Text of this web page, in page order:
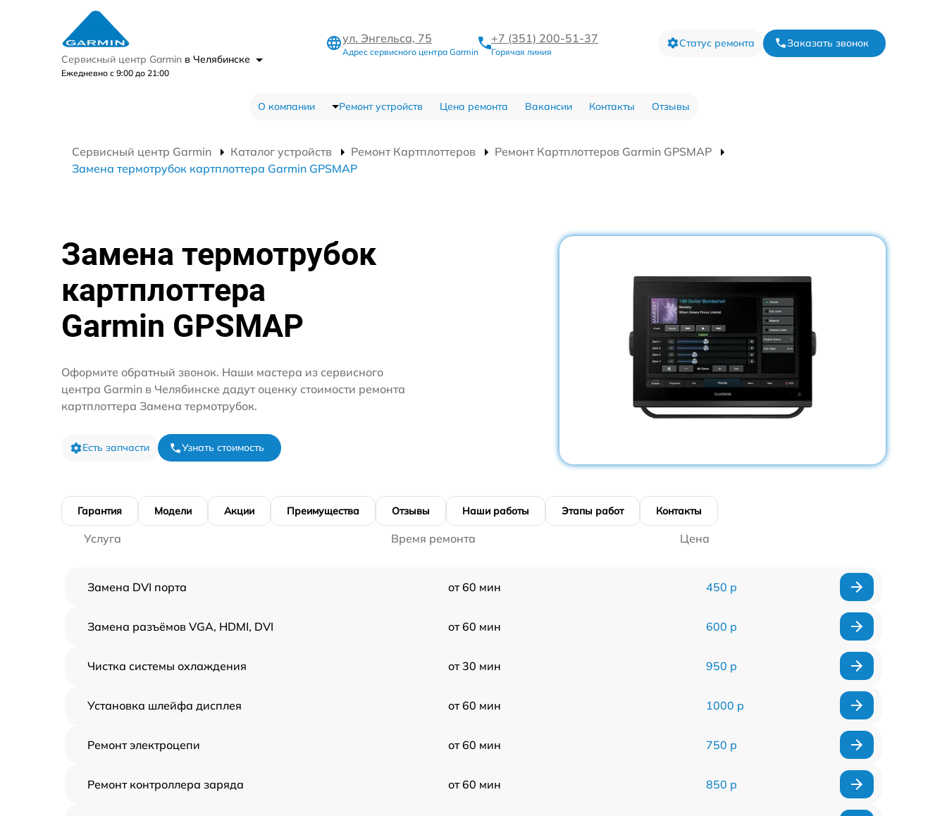
Сервисный центр Garmin в Челябинске
Ежедневно с 9:00 до 21:00
ул. Энгельса, 75
Адрес сервисного центра Garmin
+7 (351) 200-51-37
Горячая линия
Статус ремонта Заказать звонок
О компании Ремонт устройств Цена ремонта Вакансии Контакты Отзывы
Сервисный центр Garmin Каталог устройств Ремонт Картплоттеров
Ремонт Картплоттеров Garmin GPSMAP
Замена термотрубок картплоттера Garmin GPSMAP
Замена термотрубок
картплоттера
Garmin GPSMAP
Оформите обратный звонок. Наши мастера из сервисного
центра Garmin в Челябинске дадут оценку стоимости ремонта
картплоттера Замена термотрубок.
Есть запчасти Узнать стоимость
Гарантия Модели Акции Преимущества Отзывы Наши работы Этапы работ Контакты
Услуга Время ремонта Цена
Замена DVI порта от 60 мин 450 р
Замена разъёмов VGA, HDMI, DVI от 60 мин 600 р
Чистка системы охлаждения от 30 мин 950 р
Установка шлейфа дисплея от 60 мин 1000 р
Ремонт электроцепи от 60 мин 750 р
Ремонт контроллера заряда от 60 мин 850 р